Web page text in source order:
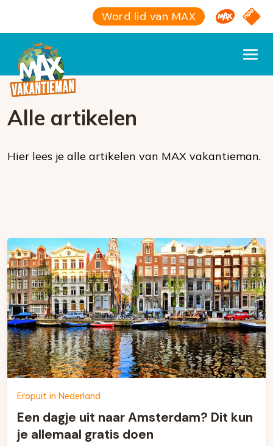
Word lid van MAX Omroep
NPO
Alle artikelen
Hier lees je alle artikelen van MAX vakantieman.
Eropuit in Nederland
Een dagje uit naar Amsterdam? Dit kun
je allemaal gratis doen